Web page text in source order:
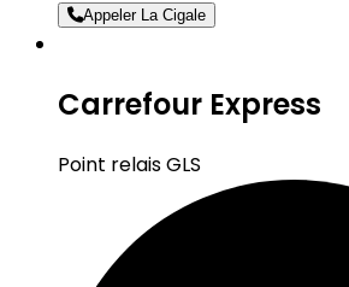
Appeler La Cigale
Carrefour Express
Point relais GLS